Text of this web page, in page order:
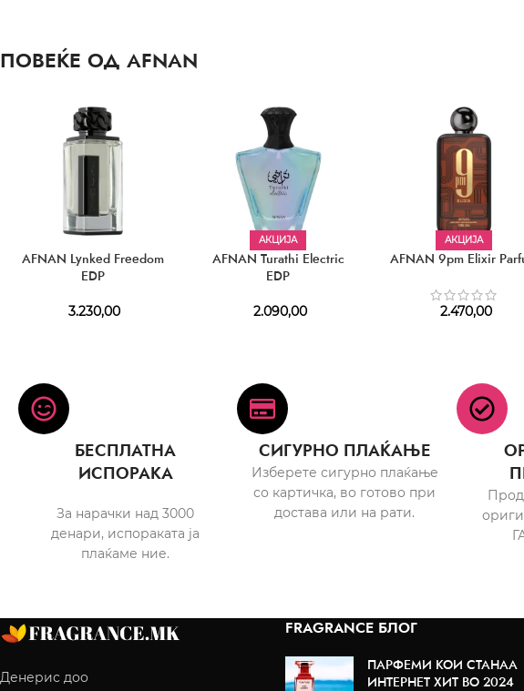
ПОВЕЌЕ ОД AFNAN
AFNAN Lynked Freedom
EDP
3.230,00
АКЦИЈА
AFNAN Turathi Electric
EDP
2.090,00
АКЦИЈА
AFNAN 9pm Elixir
2.470,00
БЕСПЛАТНА
ИСПОРАКА
За нарачки над 3000
денари, испораката ја
плаќаме ние.
СИГУРНО ПЛАЌАЊЕ
Изберете сигурно плаќање
со картичка, во готово при
достава или на рати.
Денерис доо
FRAGRANCE БЛОГ
ПАРФЕМИ КОИ СТАНАА
ИНТЕРНЕТ ХИТ ВО 2024